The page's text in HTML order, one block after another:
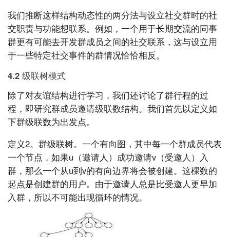
我们推断这样结构动态性的两分法与设立社交群时的社
交职责与功能想联系。例如，一个用于长期交流的同事
群更有可能去开发群成员之间的社交联系，这与设立用
于一些特定社交事件的群情况恰恰相反。
4.2 级联树模式
除了对友谊结构进行学习，我们还讨论了群行程的过
程，即研究群成员邀请级联数结构。我们首先以定义如
下群级联数为出发点。
定义2。群级联树。一个有向图，其中每一个群成员代表
一个节点，如果u（邀请人）成功邀请v（受邀人）入
群，那么一个从u到v的有向边界将会被创建。这棵数的
起点是创建群的用户。由于邀请人总是比受邀人更早加
入群，所以不可能出现循环的情况。